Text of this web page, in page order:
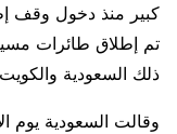
كبير منذ دخول وقف
⁠تم إطلاق طائرات
ذلك السعودية
وقالت ​السعودية يوم